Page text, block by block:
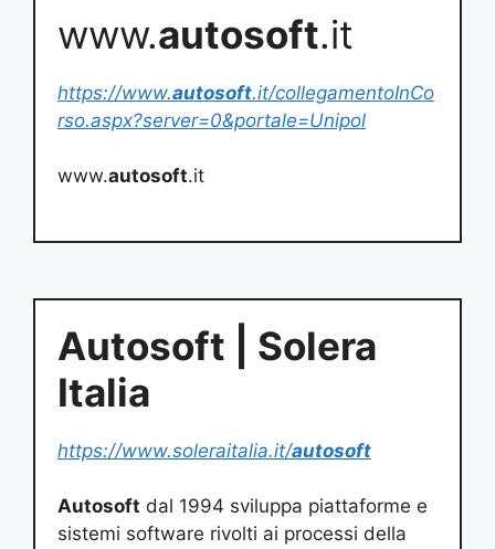
www.autosoft.it
https://www.autosoft.it/collegamentoInCo
rso.aspx?server=0&portale=Unipol
www.autosoft.it
Autosoft | Solera
Italia
https://www.soleraitalia.it/autosoft
Autosoft dal 1994 sviluppa piattaforme e
sistemi software rivolti ai processi della